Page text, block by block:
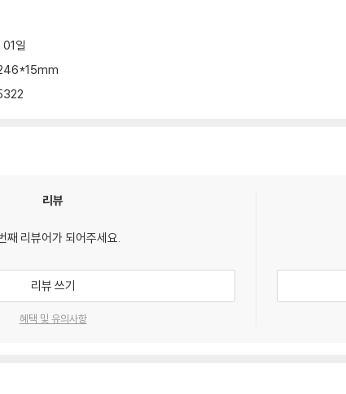
일
리뷰
째 리뷰어가 되어주세요.
리뷰 쓰기
혜택 및 유의사항